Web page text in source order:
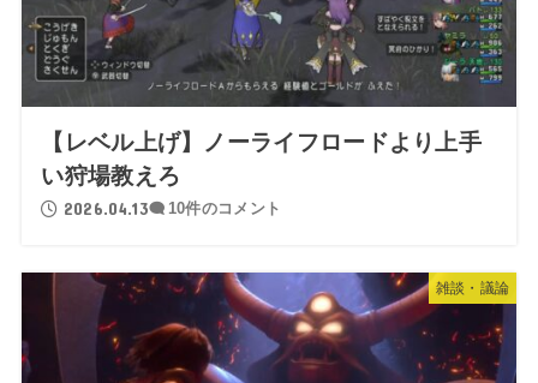
【レベル上げ】ノーライフロードより上手
い狩場教えろ
2026.04.13 10件のコメント
雑談・議論